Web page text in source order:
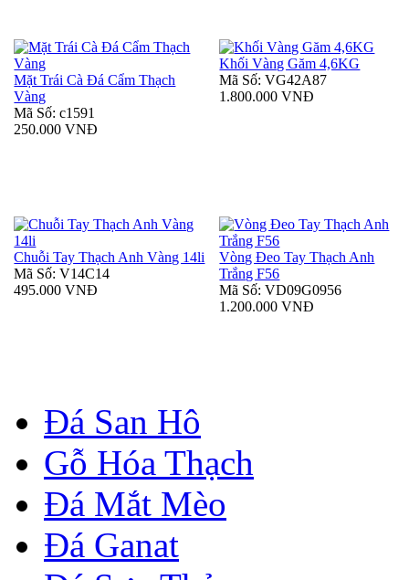
Mặt Trái Cà Đá Cẩm Thạch
Vàng
Mã Số: c1591
250.000 VNĐ
Khối Vàng Găm 4,6KG
Mã Số: VG42A87
1.800.000 VNĐ
Chuỗi Tay Thạch Anh Vàng 14li
Mã Số: V14C14
495.000 VNĐ
Vòng Đeo Tay Thạch Anh
Trắng F56
Mã Số: VD09G0956
1.200.000 VNĐ
Đá San Hô
Gỗ Hóa Thạch
Đá Mắt Mèo
Đá Ganat